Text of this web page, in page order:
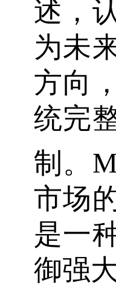
述，
为未
方向
统完
制。
市场
是一
御强